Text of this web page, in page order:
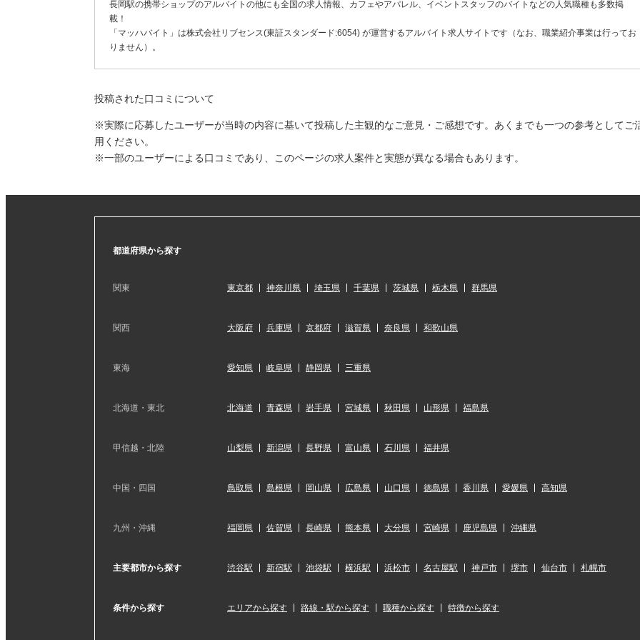
長岡駅の携帯ショップのアルバイトの他にも全国の求人情報、カフェやアパレル、イベントスタッフのバイトなどの人気職種も多数掲
載！
「マッハバイト」は株式会社リブセンス(東証スタンダード:6054) が運営するアルバイト求人サイトです（なお、職業紹介事業は行ってお
りません）。
投稿された口コミについて
※実際に応募したユーザーが当時の内容に基いて投稿した主観的なご意見・ご感想です。あくまでも一つの参考としてご
用ください。
※一部のユーザーによる口コミであり、このページの求人案件と実態が異なる場合もあります。
都道府県から探す
関東 東京都 神奈川県 埼玉県 千葉県 茨城県 栃木県 群馬県
関西 大阪府 兵庫県 京都府 滋賀県 奈良県 和歌山県
東海 愛知県 岐阜県 静岡県 三重県
北海道・東北 北海道 青森県 岩手県 宮城県 秋田県 山形県 福島県
甲信越・北陸 山梨県 新潟県 長野県 富山県 石川県 福井県
中国・四国 鳥取県 島根県 岡山県 広島県 山口県 徳島県 香川県 愛媛県 高知県
九州・沖縄 福岡県 佐賀県 長崎県 熊本県 大分県 宮崎県 鹿児島県 沖縄県
主要都市から探す 渋谷駅 新宿駅 池袋駅 横浜駅 浜松市 名古屋駅 神戸市 堺市 仙台市 札幌市
条件から探す エリアから探す 路線・駅から探す 職種から探す 特徴から探す